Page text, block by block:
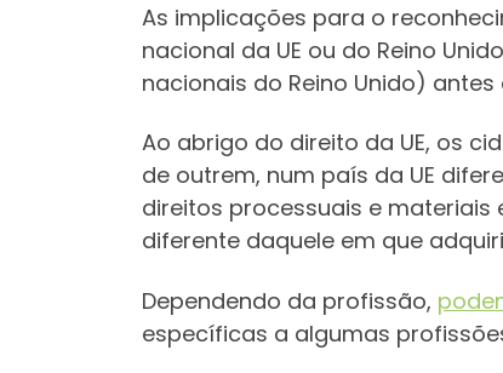
As implicações para o
nacional da UE ou do Reino
nacionais do Reino Unido)
Ao abrigo do direito da UE, os
de outrem, num país da UE
direitos processuais e
diferente daquele em que
Dependendo da profissão,
específicas a algumas